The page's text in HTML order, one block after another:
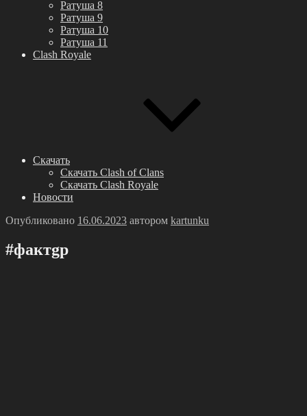
Ратуша 8
Ратуша 9
Ратуша 10
Ратуша 11
Clash Royale
Скачать
Скачать Clash of Clans
Скачать Clash Royale
Новости
Опубликовано 16.06.2023 автором kartunku
#фактgр